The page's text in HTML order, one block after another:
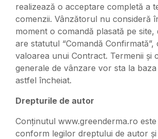
realizează o acceptare completă a
comenzii. Vânzătorul nu consideră
moment o comandă plasată pe
are statutul “Comandă Confirmată”,
valoarea unui Contract. Termenii și
generale de vânzare vor sta la
astfel încheiat.
Drepturile de autor
Conținutul www.greenderma.ro
conform legilor dreptului de autor și